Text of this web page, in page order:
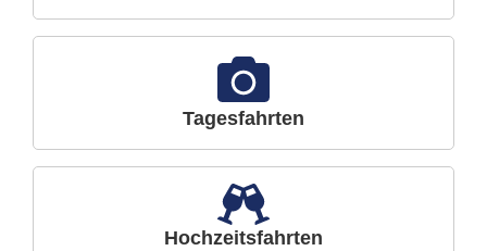
Tagesfahrten
Hochzeitsfahrten